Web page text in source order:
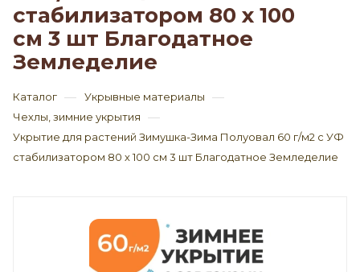
стабилизатором 80 х 100
см 3 шт Благодатное
Земледелие
Каталог — Укрывные материалы —
Чехлы, зимние укрытия —
Укрытие для растений Зимушка-Зима Полуовал 60 г/м2 с УФ
стабилизатором 80 х 100 см 3 шт Благодатное Земледелие